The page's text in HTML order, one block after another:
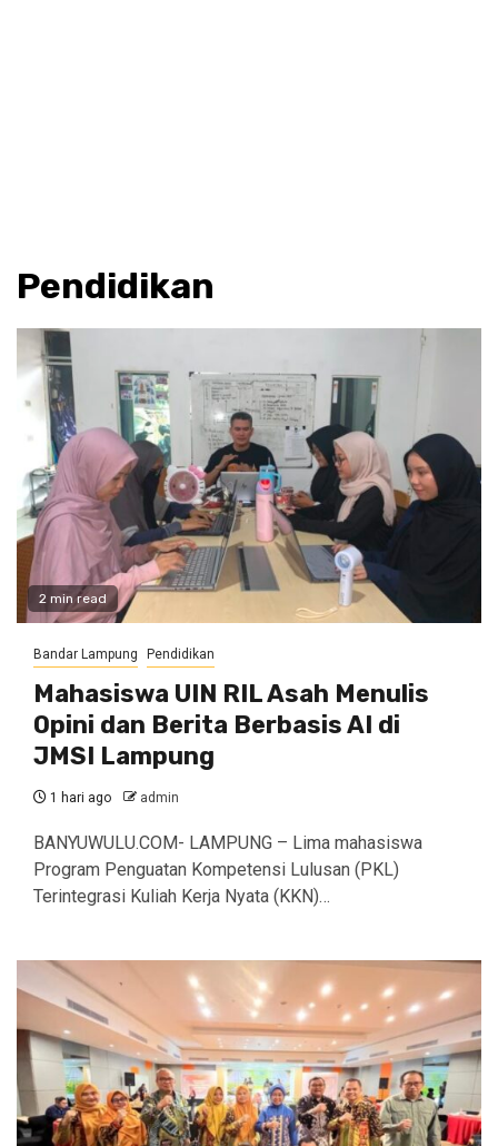
Pendidikan
2 min read
Bandar Lampung Pendidikan
Mahasiswa UIN RIL Asah Menulis
Opini dan Berita Berbasis AI di
JMSI Lampung
1 hari ago admin
BANYUWULU.COM- LAMPUNG – Lima mahasiswa
Program Penguatan Kompetensi Lulusan (PKL)
Terintegrasi Kuliah Kerja Nyata (KKN)…